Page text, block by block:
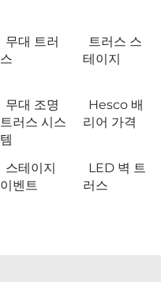
무대 트러
스
트러스 스
테이지
무대 조명
트러스 시스
템
Hesco 배
리어 가격
스테이지
이벤트
LED 벽 트
러스